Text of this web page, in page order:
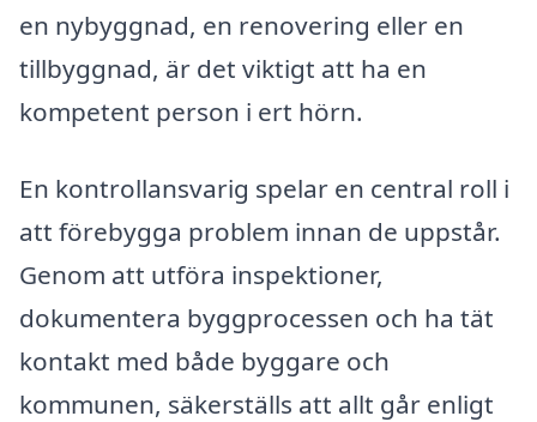
en nybyggnad, en renovering eller en
tillbyggnad, är det viktigt att ha en
kompetent person i ert hörn.
En kontrollansvarig spelar en central roll i
att förebygga problem innan de uppstår.
Genom att utföra inspektioner,
dokumentera byggprocessen och ha tät
kontakt med både byggare och
kommunen, säkerställs att allt går enligt